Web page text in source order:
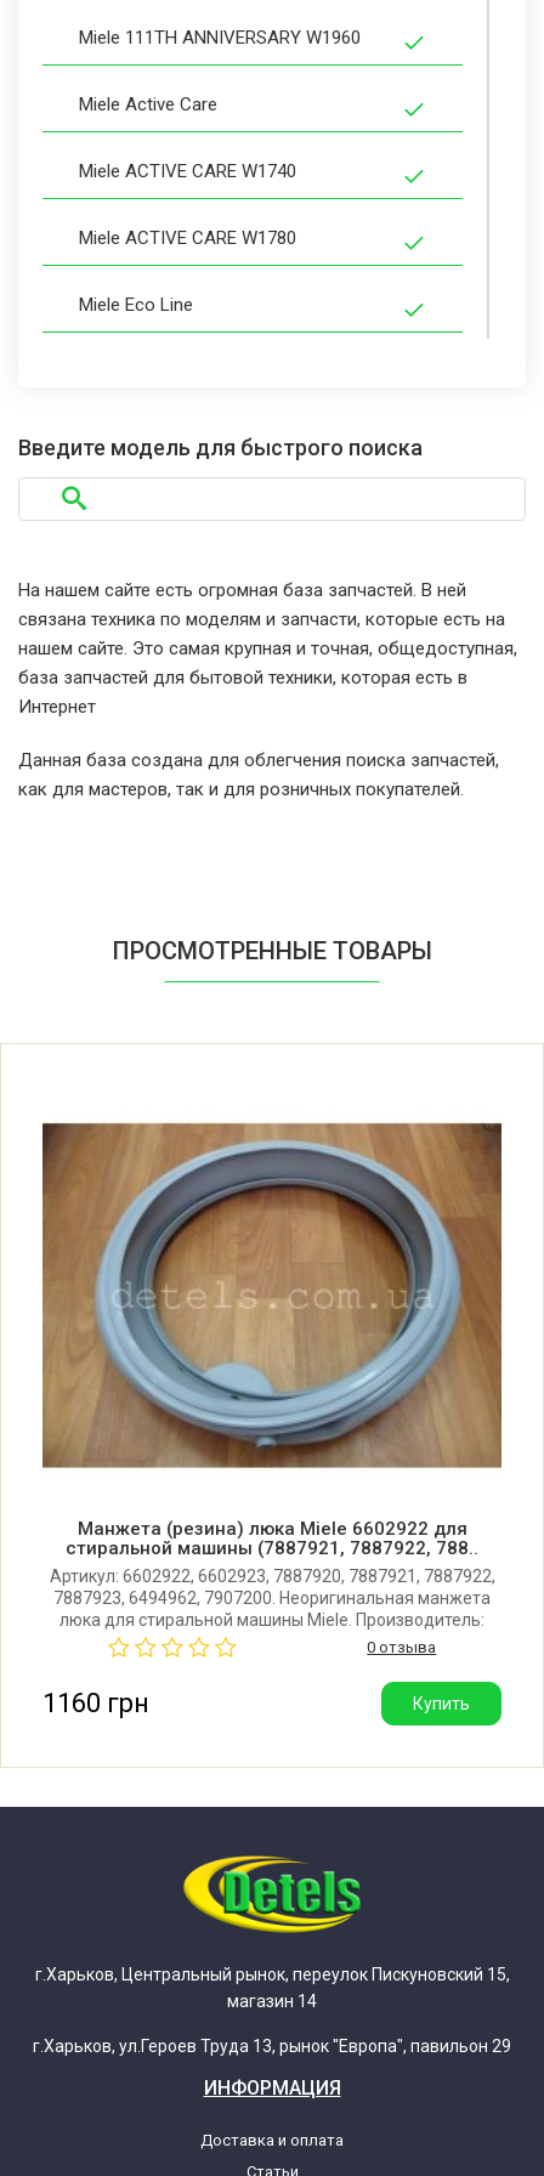
Miele 111TH ANNIVERSARY W1960
Miele Active Care
Miele ACTIVE CARE W1740
Miele ACTIVE CARE W1780
Miele Eco Line
Miele ECO W 1900 WPS W1916
Miele Eco W 1944WPS
Miele Eco W 6000
Miele ECO W 6000 W6546
Miele Eco W 6500 WPS
Miele EcoComfort
Miele ECOCOMFORT W1946
Miele ECOCOMFORT W1948
Miele ECOCOMFORT W1949
Miele ECOCOMFORT W1978
Miele ECOCOMFORT W1979
Miele ECOLINE W1747
Miele ECOLINE W1935
Miele Edition 111
Miele EDITION 111 W6546
Miele Exklusiv Edition
Miele EXKLUSIV EDITION W1662
Miele EXKLUSIV EDITION W1664
Введите модель для быстрого поиска
На нашем сайте есть огромная база запчастей. В ней
связана техника по моделям и запчасти, которые есть на
нашем сайте. Это самая крупная и точная, общедоступная,
база запчастей для бытовой техники, которая есть в
Интернет
Данная база создана для облегчения поиска запчастей,
как для мастеров, так и для розничных покупателей.
ПРОСМОТРЕННЫЕ ТОВАРЫ
Манжета (резина) люка Miele 6602922 для
стиральной машины (7887921, 7887922, 788..
Артикул: 6602922, 6602923, 7887920, 7887921, 7887922,
7887923, 6494962, 7907200. Неоригинальная манжета
люка для стиральной машины Miele. Производитель:
0 отзыва
1160 грн Купить
г.Харьков, Центральный рынок, переулок Пискуновский 15,
магазин 14
г.Харьков, ул.Героев Труда 13, рынок "Европа", павильон 29
ИНФОРМАЦИЯ
Доставка и оплата
Статьи